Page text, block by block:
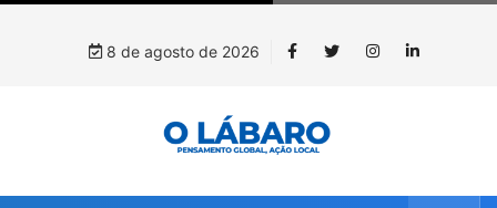
8 de agosto de 2026